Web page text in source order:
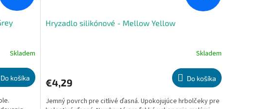
Skladem
Do košíka
Hryzadlo silikónové - Mellow Yellow
je
z
Skladem
€4,29 Do košíka
Jemný povrch pre citlivé ďasná. Upokojujúce hrbolčeky pre